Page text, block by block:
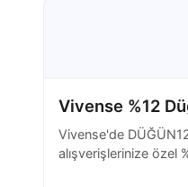
Vivense %12
Vivense'de
alışverişlerinize özel